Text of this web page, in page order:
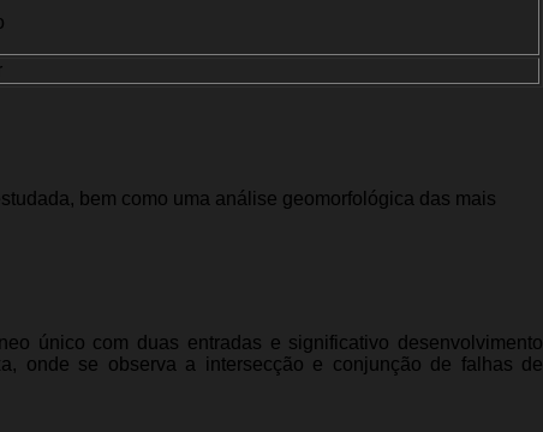
bem como uma análise geomorfológica das mais
único com duas entradas e significativo desenvolvimento
onde se observa a intersecção e conjunção de falhas de